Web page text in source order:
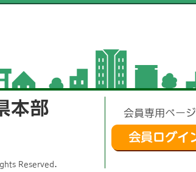
Reserved.
会員専用ペー